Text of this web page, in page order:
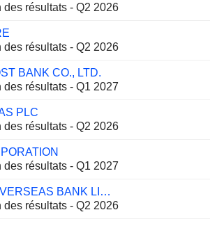
des résultats - Q2 2026
des résultats - Q2 2026
BANK CO., LTD.
des résultats - Q1 2027
PLC
des résultats - Q2 2026
des résultats - Q1 2027
UNITED OVERSEAS BANK LIMITED
des résultats - Q2 2026